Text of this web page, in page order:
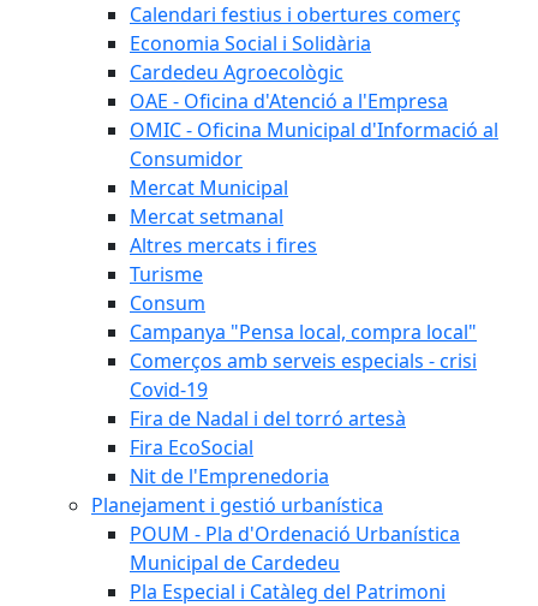
Calendari festius i obertures comerç
Economia Social i Solidària
Cardedeu Agroecològic
OAE - Oficina d'Atenció a l'Empresa
OMIC - Oficina Municipal d'Informació al
Consumidor
Mercat Municipal
Mercat setmanal
Altres mercats i fires
Turisme
Consum
Campanya "Pensa local, compra local"
Comerços amb serveis especials - crisi
Covid-19
Fira de Nadal i del torró artesà
Fira EcoSocial
Nit de l'Emprenedoria
Planejament i gestió urbanística
POUM - Pla d'Ordenació Urbanística
Municipal de Cardedeu
Pla Especial i Catàleg del Patrimoni